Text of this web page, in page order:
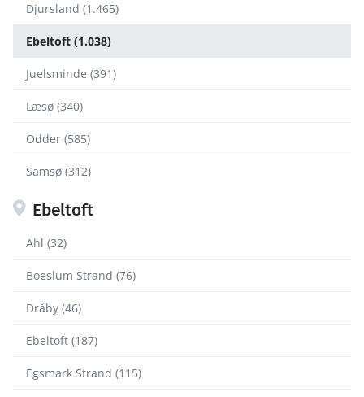
Djursland (1.465)
Ebeltoft (1.038)
Juelsminde (391)
Læsø (340)
Odder (585)
Samsø (312)
Ebeltoft
Ahl (32)
Boeslum Strand (76)
Dråby (46)
Ebeltoft (187)
Egsmark Strand (115)